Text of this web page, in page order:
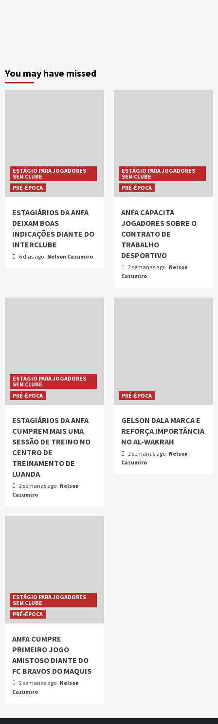
You may have missed
ESTÁGIO PARA JOGADORES
SEM CLUBE
PRÉ-ÉPOCA
ESTAGIÁRIOS DA ANFA
DEIXAM BOAS
INDICAÇÕES DIANTE DO
INTERCLUBE
6 dias ago Nelson Cazumiro
ESTÁGIO PARA JOGADORES
SEM CLUBE
PRÉ-ÉPOCA
ANFA CAPACITA
JOGADORES SOBRE O
CONTRATO DE
TRABALHO
DESPORTIVO
2 semanas ago Nelson
Cazumiro
ESTÁGIO PARA JOGADORES
SEM CLUBE
PRÉ-ÉPOCA
ESTAGIÁRIOS DA ANFA
CUMPREM MAIS UMA
SESSÃO DE TREINO NO
CENTRO DE
TREINAMENTO DE
LUANDA
2 semanas ago Nelson
Cazumiro
PRÉ-ÉPOCA
GELSON DALA MARCA E
REFORÇA IMPORTÂNCIA
NO AL-WAKRAH
2 semanas ago Nelson
Cazumiro
ESTÁGIO PARA JOGADORES
SEM CLUBE
PRÉ-ÉPOCA
ANFA CUMPRE
PRIMEIRO JOGO
AMISTOSO DIANTE DO
FC BRAVOS DO MAQUIS
2 semanas ago Nelson
Cazumiro